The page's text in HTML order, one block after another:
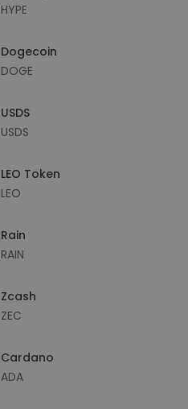
HYPE
Dogecoin
DOGE
USDS
USDS
LEO Token
LEO
Rain
RAIN
Zcash
ZEC
Cardano
ADA